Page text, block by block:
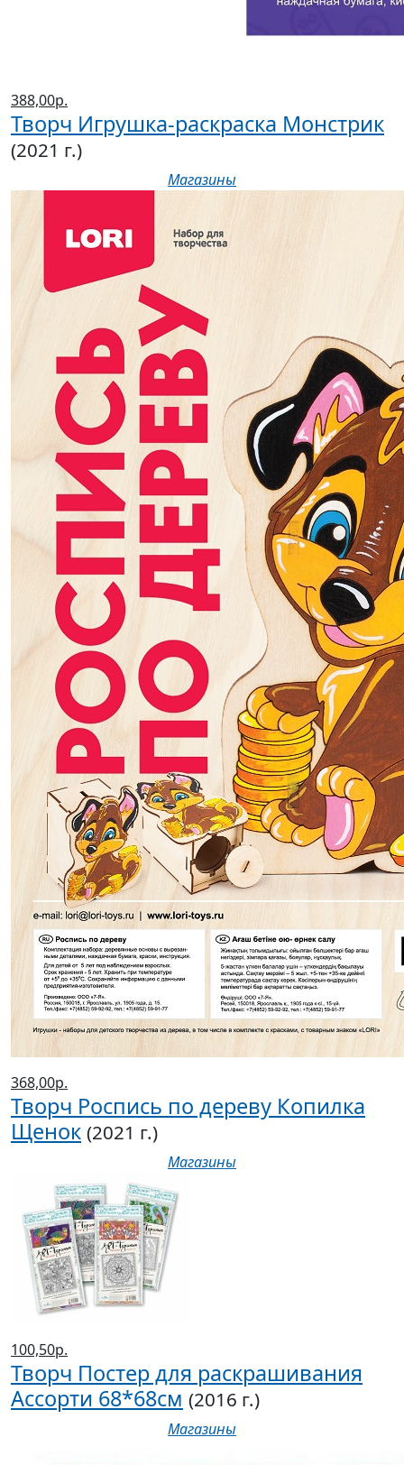
388,00р.
Творч Игрушка-раскраска Монстрик
(2021 г.)
Магазины
368,00р.
Творч Роспись по дереву Копилка
Щенок (2021 г.)
Магазины
100,50р.
Творч Постер для раскрашивания
Ассорти 68*68см (2016 г.)
Магазины